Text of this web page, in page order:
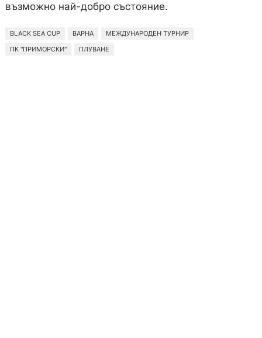
възможно най-добро състояние.
BLACK SEA CUP ВАРНА
МЕЖДУНАРОДЕН ТУРНИР
ПК "ПРИМОРСКИ"
ПЛУВАНЕ